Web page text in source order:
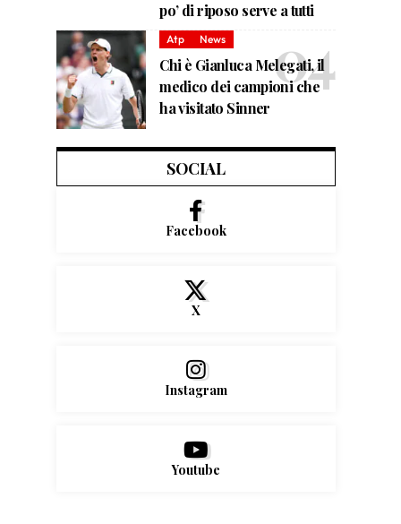
po’ di riposo serve a tutti
Atp News
Chi è Gianluca Melegati, il
medico dei campioni che
ha visitato Sinner
SOCIAL
Facebook
X
Instagram
Youtube